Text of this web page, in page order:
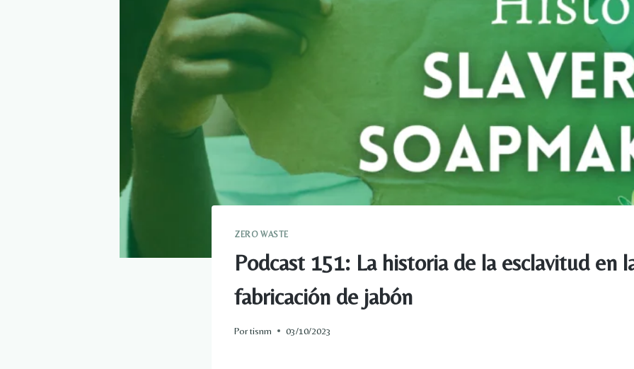
ZERO WASTE
Podcast 151: La historia de la esclavitud en
fabricación de jabón
Portisnm 03/10/2023